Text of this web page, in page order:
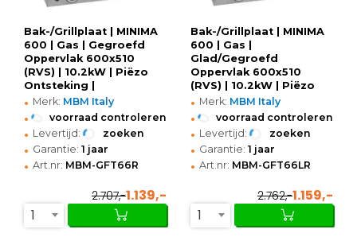
Bak-/Grillplaat | MINIMA
600 | Gas | Gegroefd
Oppervlak 600x510
(RVS) | 10.2kW | Piëzo
Ontsteking |
600x600x270(h)mm
• Merk: MBM Italy
• voorraad controleren
• Levertijd: zoeken
• Garantie: 1 jaar
• Art.nr: MBM-GFT66R
2.707,-1.139,-
1
Bak-/Grillplaat | MINIMA
600 | Gas |
Glad/Gegroefd
Oppervlak 600x510
(RVS) | 10.2kW | Piëzo
Ontsteking |
600x600x270(h)mm
• Merk: MBM Italy
• voorraad controleren
• Levertijd: zoeken
• Garantie: 1 jaar
• Art.nr: MBM-GFT66LR
2.762,-1.159,-
1